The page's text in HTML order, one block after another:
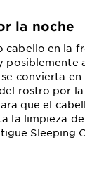
la noche
cabello en la
convierta
rostro por
que el
la limpieza
Sleeping